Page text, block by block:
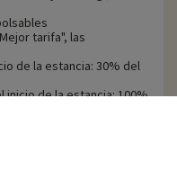
tarifa", las
de la estancia: 30% del
inicio de la estancia: 100%
de anulación con su
el momento de la reserva